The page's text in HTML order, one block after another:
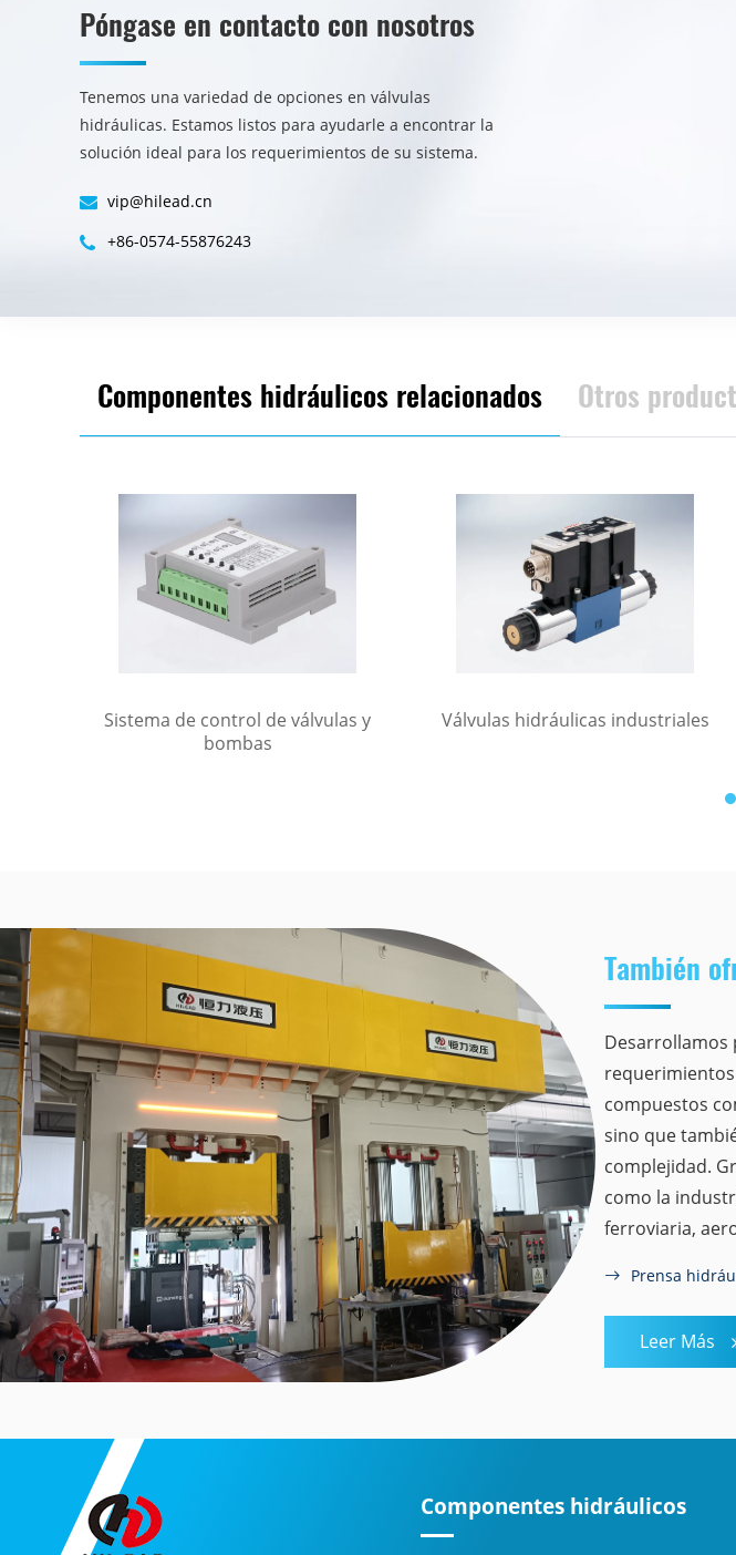
Póngase en contacto con nosotros
Tenemos una variedad de opciones en válvulas
hidráulicas. Estamos listos para ayudarle a encontrar la
solución ideal para los requerimientos de su sistema.
vip@hilead.cn
+86-0574-55876243
Componentes hidráulicos relacionados Otros
Sistema de control de válvulas y
bombas
Válvulas hidráulicas industriales
También
Desarrollamos
compuestos
sino que
complejidad.
como la
ferroviaria,
Prensa
Leer Más
Componentes hidráulicos